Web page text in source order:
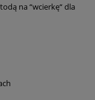
na “wcierkę“ dla